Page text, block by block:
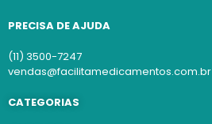
PRECISA DE AJUDA
(11) 3500-7247
vendas@facilitamedicamentos.com.br
CATEGORIAS